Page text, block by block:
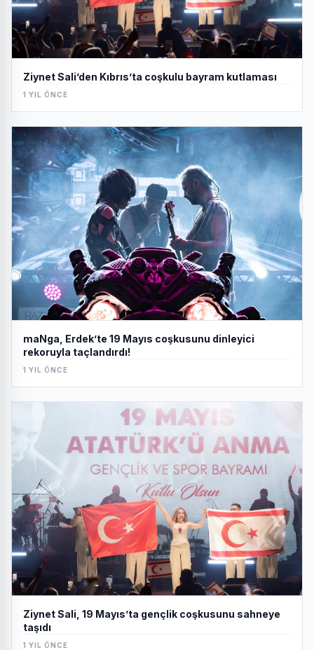
Ziynet Sali’den Kıbrıs’ta coşkulu bayram kutlaması
1 YIL ÖNCE
maNga, Erdek’te 19 Mayıs coşkusunu dinleyici
rekoruyla taçlandırdı!
1 YIL ÖNCE
Ziynet Sali, 19 Mayıs’ta gençlik coşkusunu sahneye
taşıdı
1 YIL ÖNCE